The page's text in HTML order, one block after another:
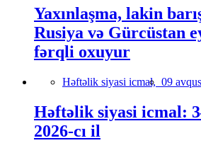
Yaxınlaşma, lakin
Rusiya və Gürcüstan
fərqli oxuyur
Həftəlik siyasi icmal, 09
Həftəlik siyasi icmal:
2026-cı il